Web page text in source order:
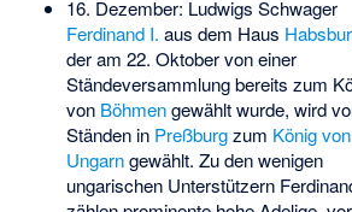
16. Dezember: Ludwigs Schwager
Ferdinand I. aus dem Haus
der am 22. Oktober von einer
Ständeversammlung bereits zum
von Böhmengewählt wurde, wird
Ständen in Preßburgzum König von
Ungarngewählt. Zu den wenigen
ungarischen Unterstützern